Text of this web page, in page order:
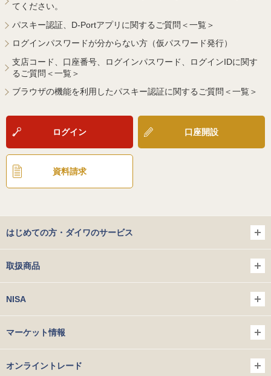
てください。
パスキー認証、D-Portアプリに関するご質問＜一覧＞
ログインパスワードが分からない方（仮パスワード発行）
支店コード、口座番号、ログインパスワード、ログインIDに関す
るご質問＜一覧＞
ブラウザの機能を利用したパスキー認証に関するご質問＜一覧＞
ログイン 口座開設
資料請求
はじめての方・ダイワのサービス
取扱商品
NISA
マーケット情報
オンライントレード